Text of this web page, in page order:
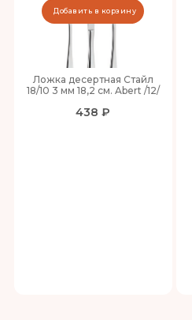
Ложка десертная Стайл
18/10 3 мм 18,2 см. Abert /12/
438 ₽
Добавить в корзину